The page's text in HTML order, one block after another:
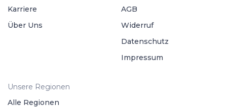
Karriere
Über Uns
AGB
Widerruf
Datenschutz
Impressum
Unsere Regionen
Alle Regionen